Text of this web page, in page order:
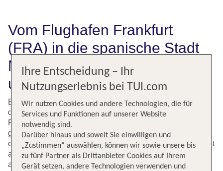
Vom Flughafen Frankfurt
(FRA) in die spanische Stadt
Malaga (AGP) fliegen. Direkt
und billig mit TUI
Bei TUI findest Du Flugverbindungen aus vielen
deutschen Städten nach Spanien. Darunter ist auch der
Flug von Frankfurt nach Malaga. Auf tui.com buchst Du
günstig Deinen Flug vom größten deutschen Flughafen in
eine der schönsten Städte an der Costa del Sol. Malaga ist
aufgrund des ganzjährig angenehmen Klimas und vor
allem der heißen und trockenen Sommer ein beliebtes
Ihre Entscheidung – Ihr
Nutzungserlebnis bei TUI.com
Wir nutzen Cookies und andere Technologien, die für
Services und Funktionen auf unserer Website
notwendig sind.
Darüber hinaus und soweit Sie einwilligen und
„Zustimmen“ auswählen, können wir sowie unsere bis
zu fünf Partner als Drittanbieter Cookies auf Ihrem
Gerät setzen, andere Technologien verwenden und